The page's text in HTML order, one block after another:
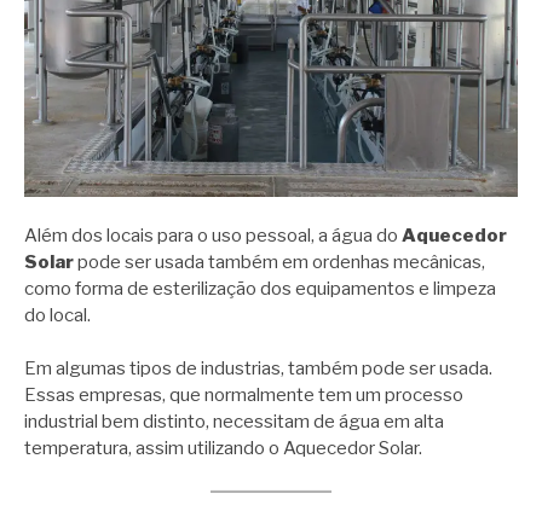
Além dos locais para o uso pessoal, a água do Aquecedor
Solarpode ser usada também em ordenhas mecânicas,
como forma de esterilização dos equipamentos e limpeza
do local.
Em algumas tipos de industrias, também pode ser usada.
Essas empresas, que normalmente tem um processo
industrial bem distinto, necessitam de água em alta
temperatura, assim utilizando o Aquecedor Solar.